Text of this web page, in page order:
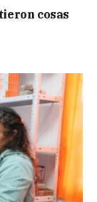
cosas